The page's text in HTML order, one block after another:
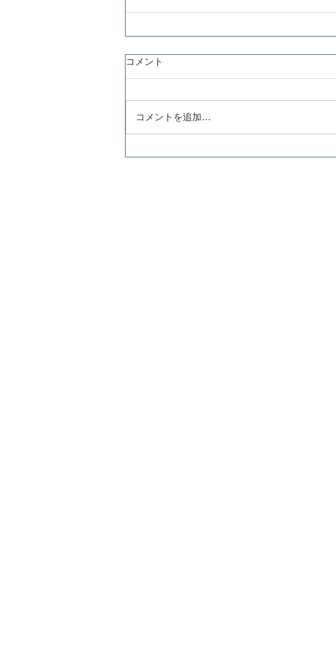
コメント
コメントを追加…